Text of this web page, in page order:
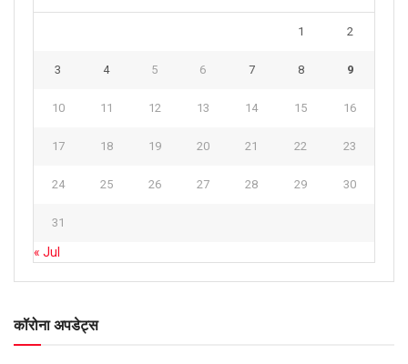
1 2
3 4 5 6 7 8 9
10 11 12 13 14 15 16
17 18 19 20 21 22 23
24 25 26 27 28 29 30
31
« Jul
कॉरोना अपडेट्स